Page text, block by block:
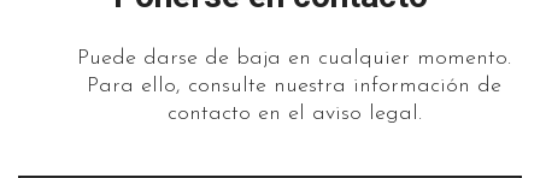
Puede darse de baja en cualquier momento.
Para ello, consulte nuestra información de
contacto en el aviso legal.